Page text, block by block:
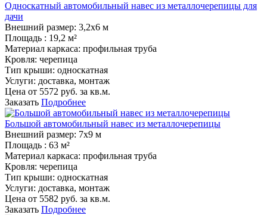
Односкатный автомобильный навес из металлочерепицы для
дачи
Внешний размер: 3,2х6 м
Площадь : 19,2 м²
Материал каркаса: профильная труба
Кровля: черепица
Тип крыши: односкатная
Услуги: доставка, монтаж
Цена от 5572 руб. за кв.м.
Заказать Подробнее
Большой автомобильный навес из металлочерепицы
Внешний размер: 7х9 м
Площадь : 63 м²
Материал каркаса: профильная труба
Кровля: черепица
Тип крыши: односкатная
Услуги: доставка, монтаж
Цена от 5582 руб. за кв.м.
Заказать Подробнее